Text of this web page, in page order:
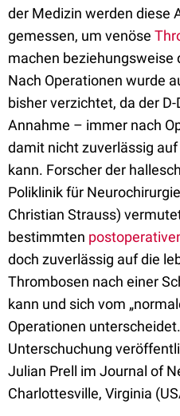
der Medizin werden diese
gemessen, um venöse
machen beziehungsweise
Nach Operationen wurde
bisher verzichtet, da der
Annahme – immer nach
damit nicht zuverlässig
kann. Forscher der
Poliklinik für
Christian Strauss)
bestimmten
doch zuverlässig auf die
Thrombosen nach einer
kann und sich vom
Operationen
Unterschuchung
Julian Prell im Journal of
Charlottesville, Virginia